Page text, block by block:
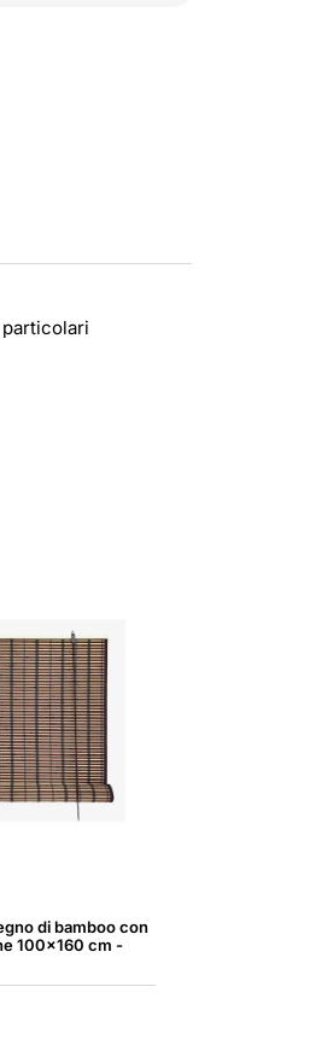
di bamboo con
100x160 cm -